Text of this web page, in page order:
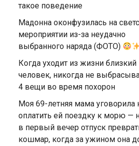
такое поведение
Мадонна оконфузилась на
мероприятии из-за неудачно
выбранного наряда (ФОТО)
Когда уходит из жизни близкий
человек, никогда не
4 вещи во время похорон
Моя 69-летняя мама уговорила
оплатить ей поездку к морю —
в первый вечер отпуск
кошмар, когда за ужином она